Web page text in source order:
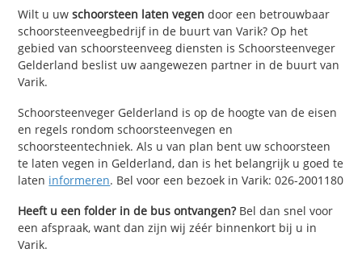
Wilt u uwschoorsteen laten vegen door een betrouwbaar
schoorsteenveegbedrijf in de buurt van Varik? Op het
gebied van schoorsteenveeg diensten is Schoorsteenveger
Gelderland beslist uw aangewezen partner in de buurt van
Varik.
Schoorsteenveger Gelderland is op de hoogte van de eisen
en regels rondom schoorsteenvegen en
schoorsteentechniek. Als u van plan bent uw schoorsteen
te laten vegen in Gelderland, dan is het belangrijk u goed te
laten informeren. Bel voor een bezoek in Varik: 026-2001180
Heeft u een folder in de bus ontvangen?Bel dan snel voor
een afspraak, want dan zijn wij zéér binnenkort bij u in
Varik.